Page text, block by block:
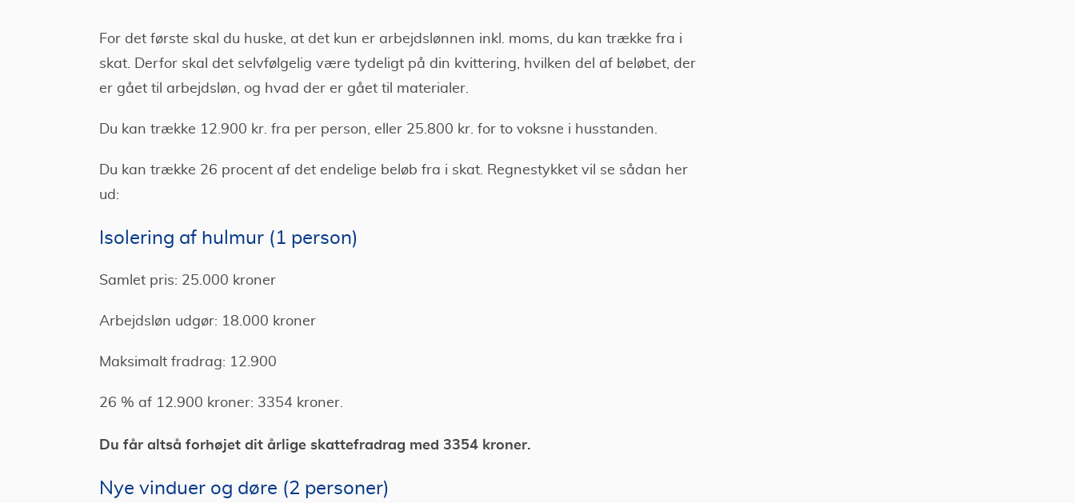
For det første skal du huske, at det kun er arbejdslønnen inkl. moms, du kan trække fra i
skat. Derfor skal det selvfølgelig være tydeligt på din kvittering, hvilken del af beløbet, der
er gået til arbejdsløn, og hvad der er gået til materialer.
Du kan trække 12.900 kr. fra per person, eller 25.800 kr. for to voksne i husstanden.
Du kan trække 26 procent af det endelige beløb fra i skat. Regnestykket vil se sådan her
ud:
Isolering af hulmur (1 person)
Samlet pris: 25.000 kroner
Arbejdsløn udgør: 18.000 kroner
Maksimalt fradrag: 12.900
26 % af 12.900 kroner: 3354 kroner.
Du får altså forhøjet dit årlige skattefradrag med 3354 kroner.
Nye vinduer og døre (2 personer)